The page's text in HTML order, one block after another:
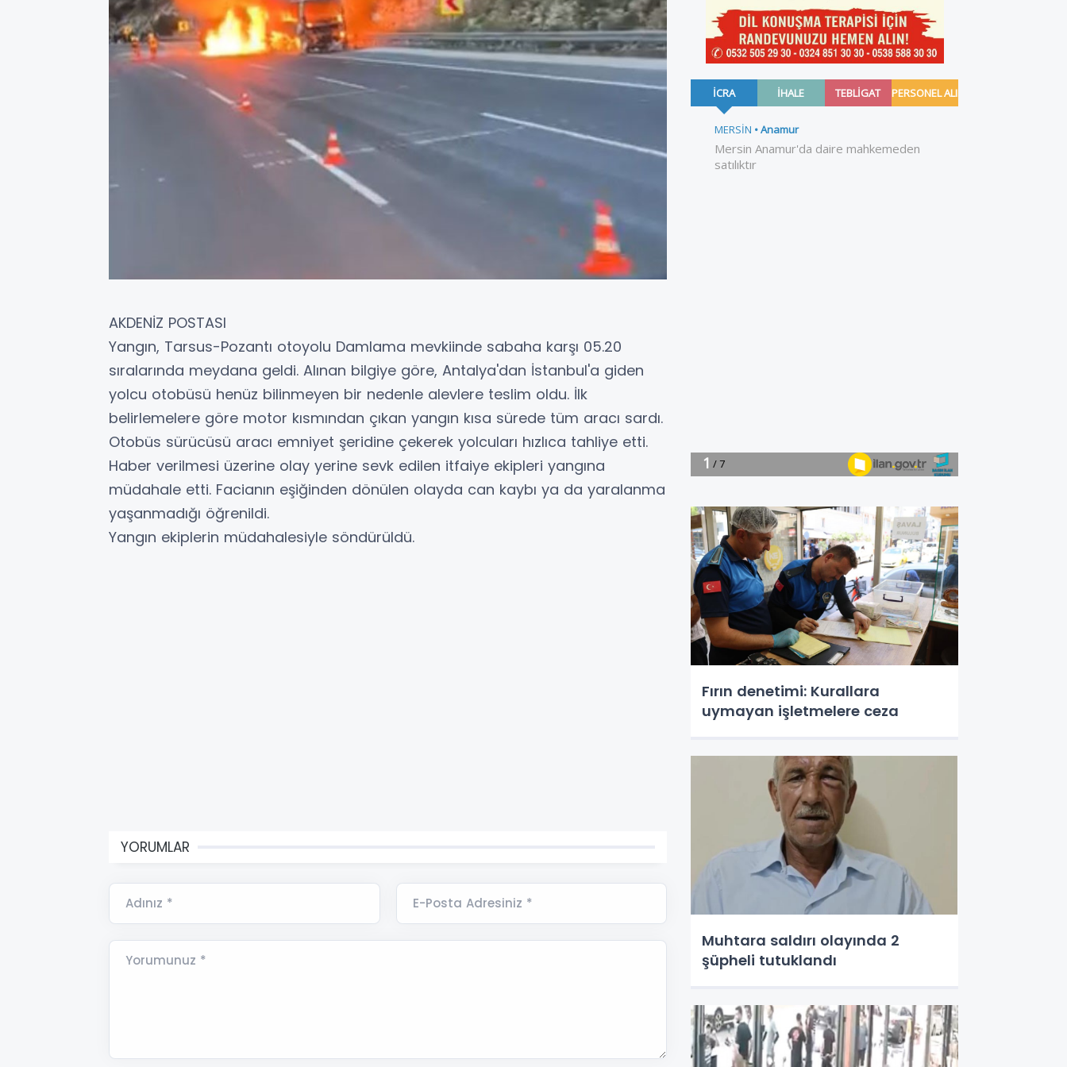
AKDENİZ POSTASI
Yangın, Tarsus-Pozantı otoyolu Damlama mevkiinde sabaha karşı 05.20
sıralarında meydana geldi. Alınan bilgiye göre, Antalya'dan İstanbul'a giden
yolcu otobüsü henüz bilinmeyen bir nedenle alevlere teslim oldu. İlk
belirlemelere göre motor kısmından çıkan yangın kısa sürede tüm aracı sardı.
Otobüs sürücüsü aracı emniyet şeridine çekerek yolcuları hızlıca tahliye etti.
Haber verilmesi üzerine olay yerine sevk edilen itfaiye ekipleri yangına
müdahale etti. Facianın eşiğinden dönülen olayda can kaybı ya da yaralanma
yaşanmadığı öğrenildi.
Yangın ekiplerin müdahalesiyle söndürüldü.
YORUMLAR
Adınız * E-Posta Adresiniz *
Yorumunuz *
Fırın denetimi: Kurallara
uymayan işletmelere ceza
Muhtara saldırı olayında 2
şüpheli tutuklandı